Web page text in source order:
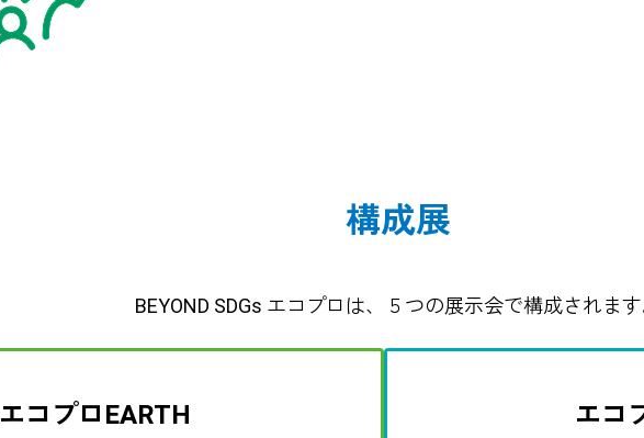
構成展
BEYOND SDGs エコプロは、５つの展示会で構成されま
エコプロEARTH エコ